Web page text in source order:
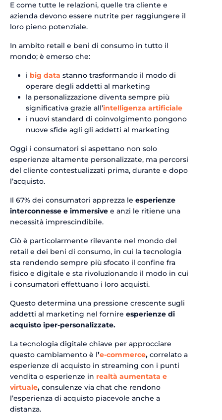
E come tutte le relazioni, quelle tra cliente e
azienda devono essere nutrite per raggiungere il
loro pieno potenziale.
In ambito retail e beni di consumo in tutto il
mondo; è emerso che:
i big data stanno trasformando il modo di
operare degli addetti al marketing
la personalizzazione diventa sempre più
significativa grazie all’intelligenza artificiale
i nuovi standard di coinvolgimento pongono
nuove sfide agli gli addetti al marketing
Oggi i consumatori si aspettano non solo
esperienze altamente personalizzate, ma percorsi
del cliente contestualizzati prima, durante e dopo
l’acquisto.
Il 67% dei consumatori apprezza le esperienze
interconnesse e immersive e anzi le ritiene una
necessità imprescindibile.
Ciò è particolarmente rilevante nel mondo del
retail e dei beni di consumo, in cui la tecnologia
sta rendendo sempre più sfocato il confine fra
fisico e digitale e sta rivoluzionando il modo in cui
i consumatori effettuano i loro acquisti.
Questo determina una pressione crescente sugli
addetti al marketing nel fornire esperienze di
acquisto iper-personalizzate.
La tecnologia digitale chiave per approcciare
questo cambiamento è l’e-commerce, correlato a
esperienze di acquisto in streaming con i punti
vendita o esperienze in realtà aumentata e
virtuale, consulenze via chat che rendono
l’esperienza di acquisto piacevole anche a
distanza.